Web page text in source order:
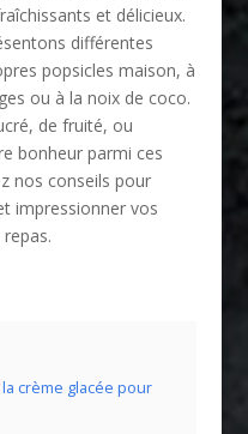
et délicieux.
différentes
popsicles maison, à
ou à la noix de coco.
de fruité, ou
bonheur parmi ces
nos conseils pour
impressionner vos
crème glacée pour